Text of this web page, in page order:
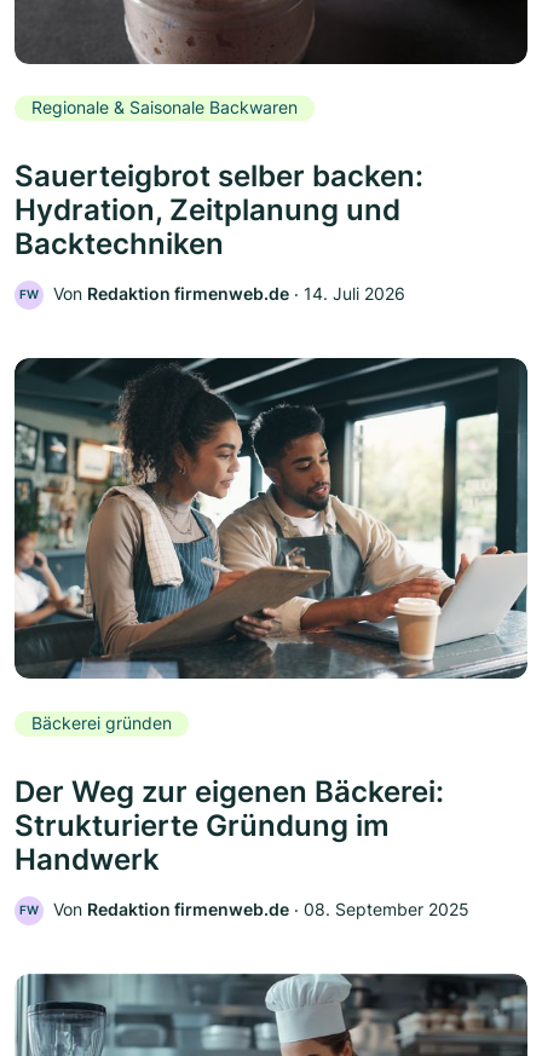
Regionale & Saisonale Backwaren
Sauerteigbrot selber backen:
Hydration, Zeitplanung und
Backtechniken
FW Von Redaktion firmenweb.de ‧ 14. Juli 2026
Bäckerei gründen
Der Weg zur eigenen Bäckerei:
Strukturierte Gründung im
Handwerk
FW Von Redaktion firmenweb.de ‧ 08. September 2025